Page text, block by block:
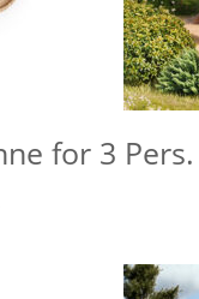
for 3 Pers.